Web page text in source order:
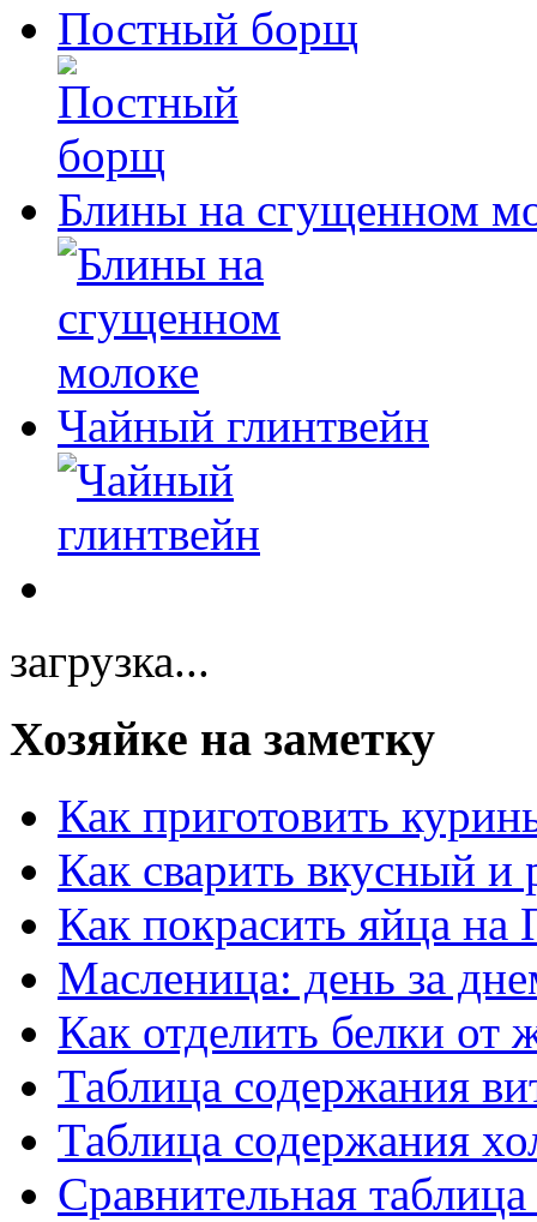
Постный борщ
Блины на сгущенном
Чайный глинтвейн
загрузка...
Хозяйке на заметку
Как приготовить
Как сварить вкусный и
Как покрасить яйца на
Масленица: день за
Как отделить белки от
Таблица содержания
Таблица содержания
Сравнительная